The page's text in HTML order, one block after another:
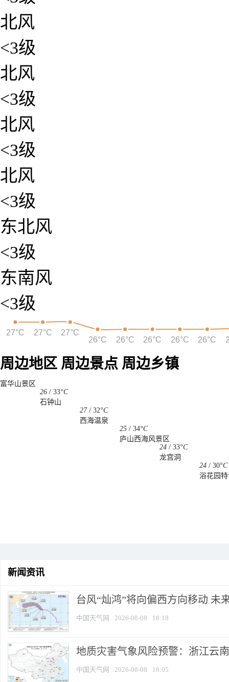
北风
<3级
北风
<3级
北风
<3级
北风
<3级
东北风
<3级
东南风
<3级
27°C 27°C
27°C
26°C
26°C 26°C 26°C 26°C
周边地区 周边景点 周边乡镇
富华山景区
26 / 33°C
石钟山
27 / 32°C
西海温泉
25 / 34°C
庐山西海风景区
24 / 33°C
龙宫洞
24 / 30°C
浴花园
新闻资讯
台风“灿鸿”将向偏西方向移动 未
中国天气网 2026-08-08 18:18
地质灾害气象风险预警：浙江云
中国天气网 2026-08-08 18:05